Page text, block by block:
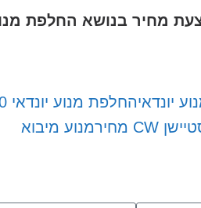
מחיר בנושא החלפת
יונדאיהחלפת מנוע יונדאי i40 סטיישן CW
מנוע מיבוא